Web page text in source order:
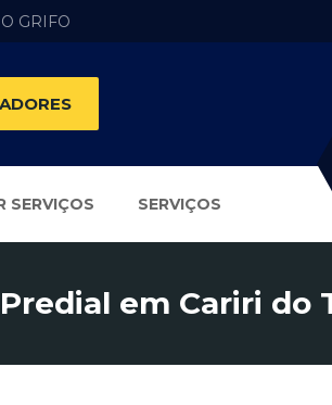
GRIFO
SERVIÇOS SERVIÇOS
em Cariri do